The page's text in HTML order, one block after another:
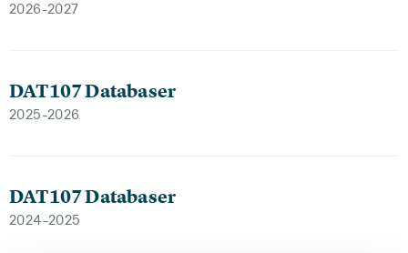
2026-2027
DAT107 Databaser
2025-2026
DAT107 Databaser
2024-2025